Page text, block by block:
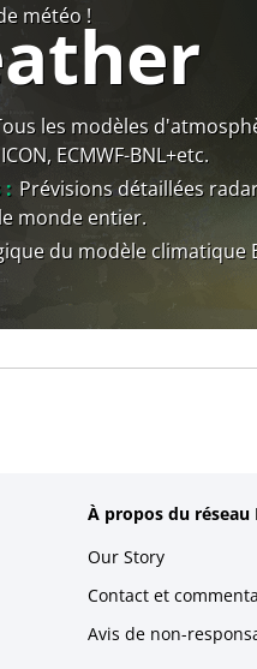
météo !
les modèles
ECMWF-BNL+etc.
: Prévisions détaillées
monde entier.
du modèle climatique
À propos du réseau
Our Story
Contact et
Avis de non-